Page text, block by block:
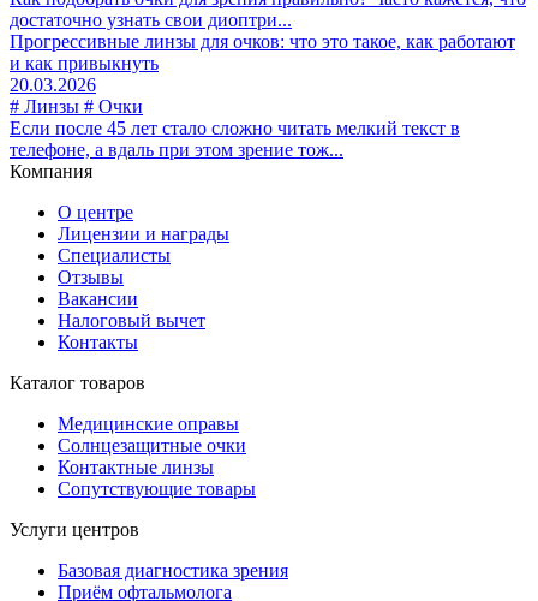
достаточно узнать свои диоптри...
Прогрессивные линзы для очков: что это такое, как работают
и как привыкнуть
20.03.2026
# Линзы # Очки
Если после 45 лет стало сложно читать мелкий текст в
телефоне, а вдаль при этом зрение тож...
Компания
О центре
Лицензии и награды
Специалисты
Отзывы
Вакансии
Налоговый вычет
Контакты
Каталог товаров
Медицинские оправы
Солнцезащитные очки
Контактные линзы
Сопутствующие товары
Услуги центров
Базовая диагностика зрения
Приём офтальмолога